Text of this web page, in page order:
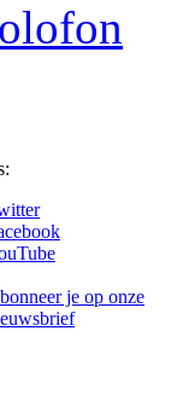
je op onze